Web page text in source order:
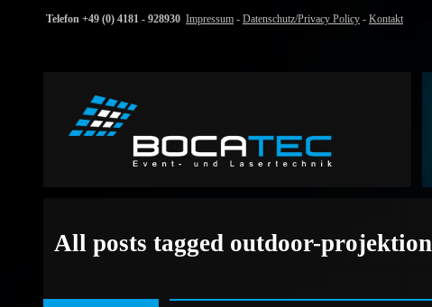
Telefon +49 (0) 4181 - 928930 Impressum - Datenschutz/Privacy Policy - Kontakt
All posts tagged outdoor-projektion